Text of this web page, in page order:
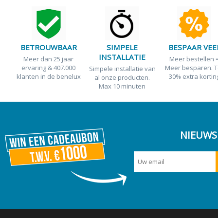
Isolerende gordijnen
Rolgordijnen smartfit Dakraam
Lichtkoepel plissegordijnen
Badkamer Jaloezieen / PVC XL
BETROUWBAAR
Meer dan 25 jaar
ervaring & 407.000
klanten in de benelux
SIMPELE
INSTALLATIE
Simpele installatie van
al onze producten.
Max 10 minuten
BESPAAR
Meer bestellen
Meer besparen.
30% extra